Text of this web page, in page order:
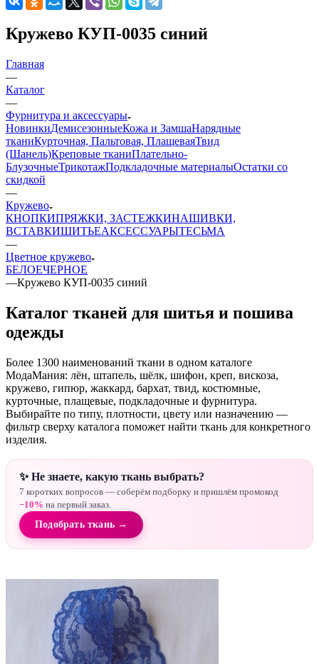
Кружево КУП-0035 синий
Главная
—
Каталог
—
Фурнитура и аксессуары
НовинкиДемисезонныеКожа и ЗамшаНарядные
тканиКурточная, Пальтовая, ПлащеваяТвид
(Шанель)Креповые тканиПлательно-
БлузочныеТрикотажПодкладочные материалыОстатки со
скидкой
—
Кружево
КНОПКИПРЯЖКИ, ЗАСТЕЖКИНАШИВКИ,
ВСТАВКИШИТЬЕАКСЕССУАРЫТЕСЬМА
—
Цветное кружево
БЕЛОЕЧЕРНОЕ
—Кружево КУП-0035 синий
Каталог тканей для шитья и пошива
одежды
Более 1300 наименований ткани в одном каталоге
МодаМания: лён, штапель, шёлк, шифон, креп, вискоза,
кружево, гипюр, жаккард, бархат, твид, костюмные,
курточные, плащевые, подкладочные и фурнитура.
Выбирайте по типу, плотности, цвету или назначению —
фильтр сверху каталога поможет найти ткань для конкретного
изделия.
✨ Не знаете, какую ткань выбрать?
7 коротких вопросов — соберём подборку и пришлём промокод
−10% на первый заказ.
Подобрать ткань →